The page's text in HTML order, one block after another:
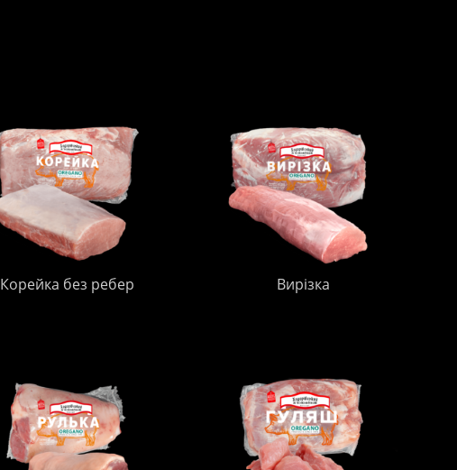
Корейка без ребер Вирізка